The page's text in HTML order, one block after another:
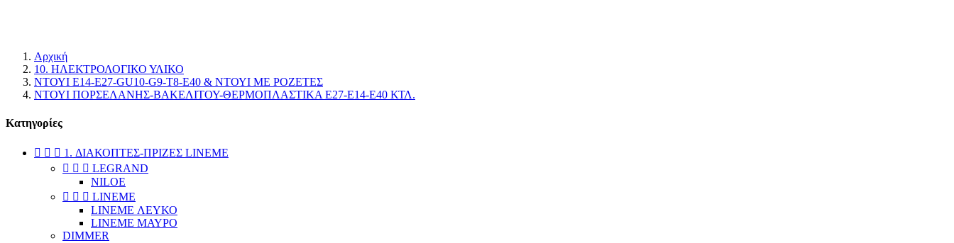
Αρχική
10. ΗΛΕΚΤΡΟΛΟΓΙΚΟ ΥΛΙΚΟ
ΝΤΟΥΙ E14-E27-GU10-G9-T8-E40 & ΝΤΟΥΙ ΜΕ ΡΟΖΕΤΕΣ
ΝΤΟΥΙ ΠΟΡΣΕΛΑΝΗΣ-ΒΑΚΕΛΙΤΟΥ-ΘΕΡΜΟΠΛΑΣΤΙΚΑ Ε27-Ε14-Ε40 ΚΤΛ.
Κατηγορίες
   1. ΔΙΑΚΟΠΤΕΣ-ΠΡΙΖΕΣ LINEME
   LEGRAND
NILOE
   LINEME
LINEME ΛΕΥΚΟ
LINEME ΜΑΥΡΟ
DIMMER